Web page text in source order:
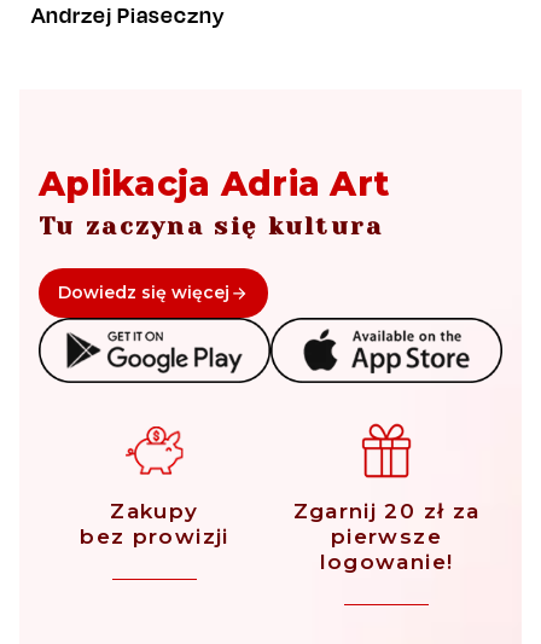
Andrzej Piaseczny
Aplikacja Adria Art
Tu zaczyna się kultura
Dowiedz się więcej
Zakupy
bez prowizji
Zgarnij 20 zł za
pierwsze
logowanie!